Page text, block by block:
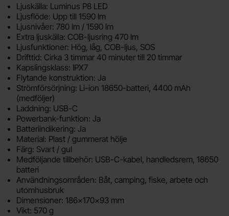
Ljuskälla: Luminus P8 LED
Ljusflöde: Upp till 1590 lm
Ljusnivåer: 780 lm / 1590 lm
Extra ljuskälla: COB-ljusring 470 lm
Ljusfunktioner: Hög, låg, COB-ljus, SOS
Drifttid: Cirka 3 timmar 40 minuter till 20 timmar
Kapslingsklass: IPX7
Flytande konstruktion: Ja
Strömförsörjning: Li-ion 18650-batteri, 4400 mAh
(medföljer)
Laddning: USB-C
Powerbank-funktion: Ja
Batteriindikering: Ja
Material: Plast / gummerat hölje
Färg: Svart / gul
Medföljande tillbehör: USB-C-kabel, handledsrem, 18650
batteri
Användningsområden: Båt, camping, fiske, arbete och
utomhusbruk
Dimensioner: 186x170x93 mm
Vikt: 570 g